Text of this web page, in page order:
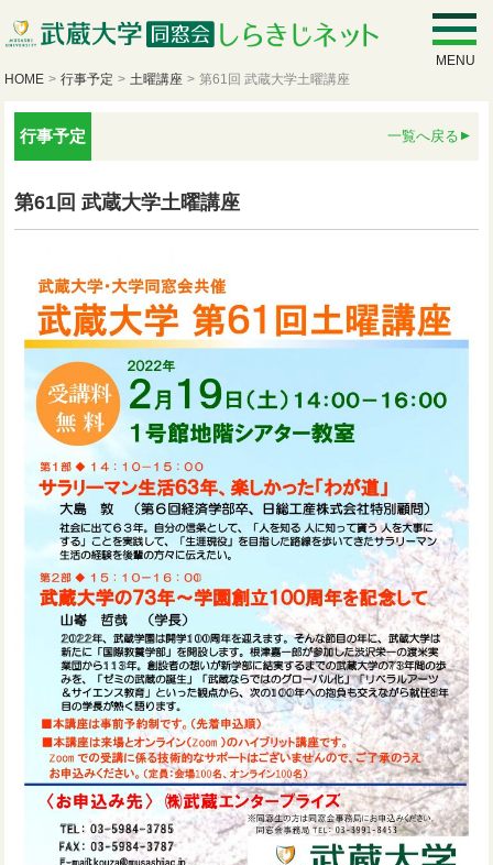
MENU
HOME > 行事予定 > 土曜講座 > 第61回 武蔵大学土曜講座
行事予定 一覧へ戻る
第61回 武蔵大学土曜講座